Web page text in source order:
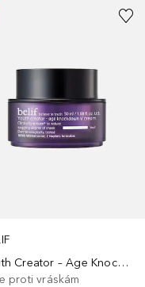
Youth Creator – Age Knockdown V Cream
proti vráskám